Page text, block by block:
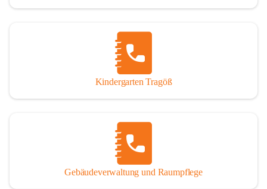
Thörl, Kapfenberg, Bruck an der Mur, Proleb, Trofaiach,
Eisenerz, Vordernberg und Wildalpen
Bruck-MürzzuschlagKindergarten Tragöß
Gebäudeverwaltung und Raumpflege